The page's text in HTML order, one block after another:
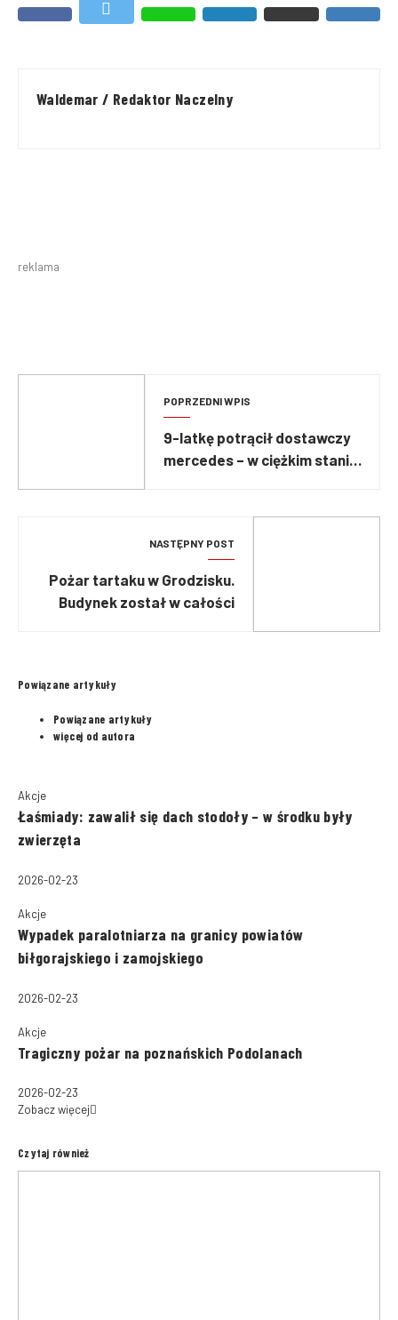
Waldemar / Redaktor Naczelny
reklama
POPRZEDNI WPIS
9-latkę potrącił dostawczy
mercedes – w ciężkim stanie
NASTĘPNY POST
Pożar tartaku w Grodzisku.
Budynek został w całości
Powiązane artykuły
Powiązane artykuły
więcej od autora
Akcje
Łaśmiady: zawalił się dach stodoły – w środku były
zwierzęta
2026-02-23
Akcje
Wypadek paralotniarza na granicy powiatów
biłgorajskiego i zamojskiego
2026-02-23
Akcje
Tragiczny pożar na poznańskich Podolanach
2026-02-23
Zobacz więcej
Czytaj również